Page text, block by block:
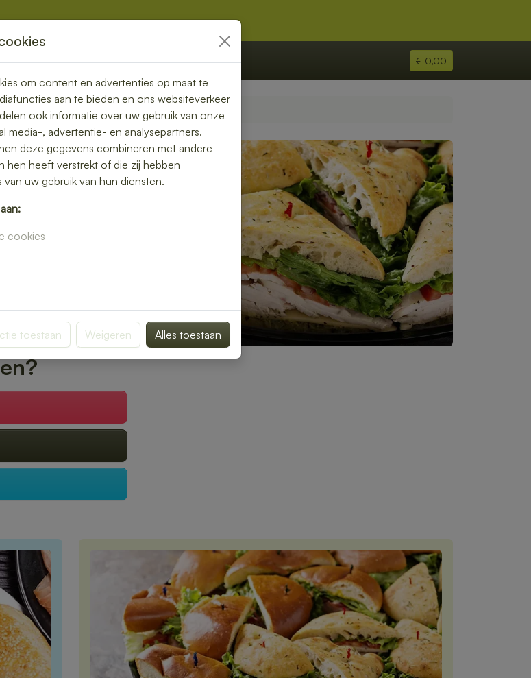
€ 0,00
in
bezorgen in Altforst
en warme maaltijden.
jij optimaal kunt genieten
om content en advertenties op maat te
aan te bieden en ons websiteverkeer
ook informatie over uw gebruik van onze
media-, advertentie- en analysepartners.
deze gegevens combineren met andere
hen heeft verstrekt of die zij hebben
van uw gebruik van hun diensten.
cookies
toestaan Weigeren Alles toestaan